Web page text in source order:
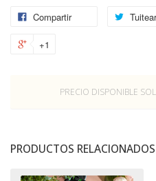
Compartir
Tuitear
+1
PRECIO DISPONIBLE
PRODUCTOS RELACIONADOS